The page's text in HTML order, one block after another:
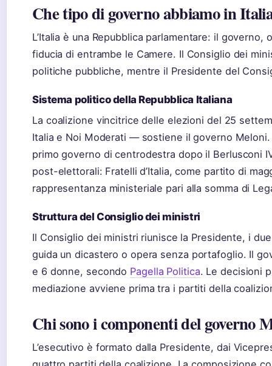
Che tipo di governo abbiamo in
L’Italia è una Repubblica parlamentare: il
fiducia di entrambe le Camere. Il Consiglio dei
politiche pubbliche, mentre il Presidente del
Sistema politico della Repubblica Italiana
La coalizione vincitrice delle elezioni del 25
Italia e Noi Moderati — sostiene il governo
primo governo di centrodestra dopo il Berlusconi
post-elettorali: Fratelli d’Italia, come partito di
rappresentanza ministeriale pari alla somma di
Struttura del Consiglio dei ministri
Il Consiglio dei ministri riunisce la Presidente, i
guida un dicastero o opera senza portafoglio. Il
e 6 donne, secondo Pagella Politica. Le decisioni
mediazione avviene prima tra i partiti della
Chi sono i componenti del governo
L’esecutivo è formato dalla Presidente, dai